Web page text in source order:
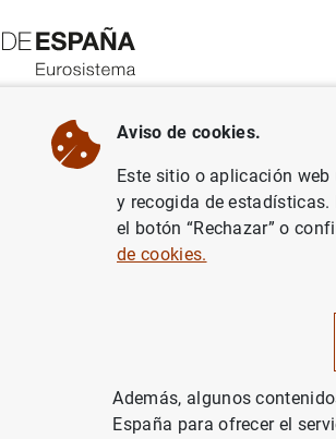
Sobre el Banco Áreas de actuación
Noticias y eventos Noticias del Banco
POLÍTICA
Aviso de cookies.
Este sitio o aplicación
y recogida de
el botón “Rechazar” o
de cookies.
Además, algunos
España para ofrecer el